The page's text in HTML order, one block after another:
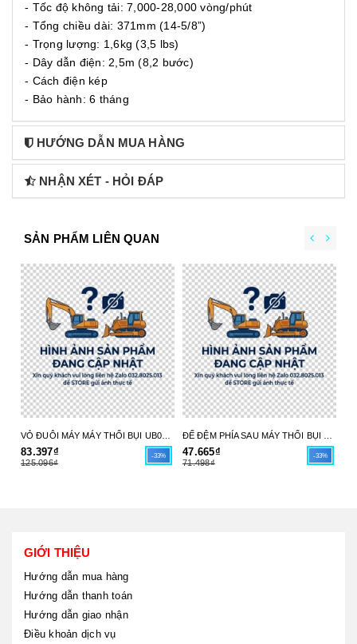
- Tốc độ không tải: 7,000-28,000 vòng/phút
- Tổng chiều dài: 371mm (14-5/8”)
- Trọng lượng: 1,6kg (3,5 lbs)
- Dây dẫn điện: 2,5m (8,2 bước)
- Cách điện kép
- Bảo hành: 6 tháng
HƯỚNG DẪN MUA HÀNG
NHẬN XÉT - HỎI ĐÁP
SẢN PHẨM LIÊN QUAN
83.397₫
125.096₫
-33% 47.665₫
71.498₫
-33%
GIỚI THIỆU
Hướng dẫn mua hàng
Hướng dẫn thanh toán
Hướng dẫn giao nhận
Điều khoản dịch vụ